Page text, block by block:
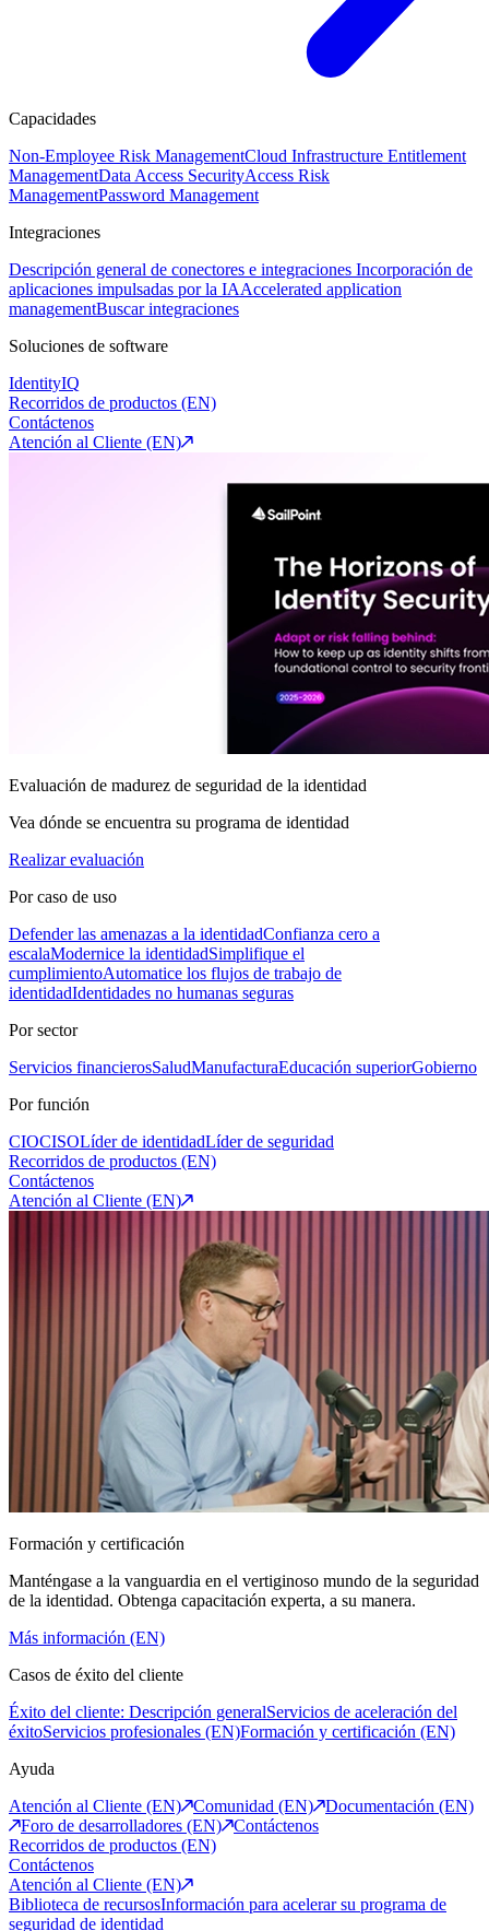
Capacidades
Non-Employee Risk ManagementCloud Infrastructure Entitlement
ManagementData Access SecurityAccess Risk
ManagementPassword Management
Integraciones
Descripción general de conectores e integraciones Incorporación de
aplicaciones impulsadas por la IAAccelerated application
managementBuscar integraciones
Soluciones de software
IdentityIQ
Recorridos de productos (EN)
Contáctenos
Atención al Cliente (EN)
Evaluación de madurez de seguridad de la identidad
Vea dónde se encuentra su programa de identidad
Realizar evaluación
Por caso de uso
Defender las amenazas a la identidadConfianza cero a
escalaModernice la identidadSimplifique el
cumplimientoAutomatice los flujos de trabajo de
identidadIdentidades no humanas seguras
Por sector
Servicios financierosSaludManufacturaEducación superiorGobierno
Por función
CIOCISOLíder de identidadLíder de seguridad
Recorridos de productos (EN)
Contáctenos
Atención al Cliente (EN)
Formación y certificación
Manténgase a la vanguardia en el vertiginoso mundo de la seguridad
de la identidad. Obtenga capacitación experta, a su manera.
Más información (EN)
Casos de éxito del cliente
Éxito del cliente: Descripción generalServicios de aceleración del
éxitoServicios profesionales (EN)Formación y certificación (EN)
Ayuda
Atención al Cliente (EN)
Comunidad (EN)
Documentación (EN)
Foro de desarrolladores (EN)
Contáctenos
Recorridos de productos (EN)
Contáctenos
Atención al Cliente (EN)
Biblioteca de recursosInformación para acelerar su programa de
seguridad de identidad